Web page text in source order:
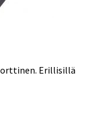
Erillisillä